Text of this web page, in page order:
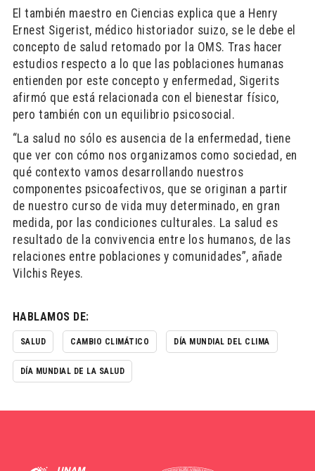
El también maestro en Ciencias explica que a Henry
Ernest Sigerist, médico historiador suizo, se le debe el
concepto de salud retomado por la OMS. Tras hacer
estudios respecto a lo que las poblaciones humanas
entienden por este concepto y enfermedad, Sigerits
afirmó que está relacionada con el bienestar físico,
pero también con un equilibrio psicosocial.
“La salud no sólo es ausencia de la enfermedad, tiene
que ver con cómo nos organizamos como sociedad, en
qué contexto vamos desarrollando nuestros
componentes psicoafectivos, que se originan a partir
de nuestro curso de vida muy determinado, en gran
medida, por las condiciones culturales. La salud es
resultado de la convivencia entre los humanos, de las
relaciones entre poblaciones y comunidades”, añade
Vilchis Reyes.
HABLAMOS DE:
SALUD CAMBIO CLIMÁTICO DÍA MUNDIAL DEL CLIMA
DÍA MUNDIAL DE LA SALUD